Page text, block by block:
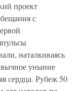
проект
с
наталкиваясь
уныние
сердца. Рубеж 50